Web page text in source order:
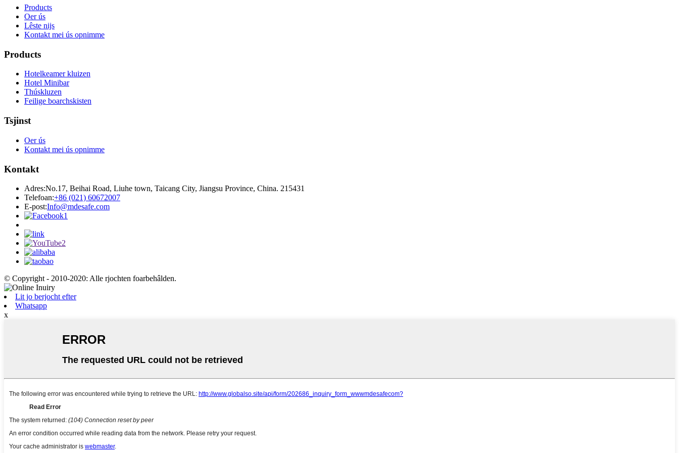
Products
Oer ús
Lêste nijs
Kontakt mei ús opnimme
Products
Hotelkeamer kluizen
Hotel Minibar
Thúskluzen
Feilige boarchskisten
Tsjinst
Oer ús
Kontakt mei ús opnimme
Kontakt
Adres:No.17, Beihai Road, Liuhe town, Taicang City, Jiangsu Province, China. 215431
Telefoan:+86 (021) 60672007
E-post:Info@mdesafe.com
© Copyright - 2010-2020: Alle rjochten foarbehâlden.
Lit jo berjocht efter
Whatsapp
x